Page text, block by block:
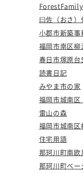
曰佐（おさ
小郡市新築事
福岡市南区柳
春日市塚原台
読書日記
みやま市の家
福岡市城南区
雷山の森
福岡市城南区
住宅用語
那珂川町南欧
那珂川町ベー